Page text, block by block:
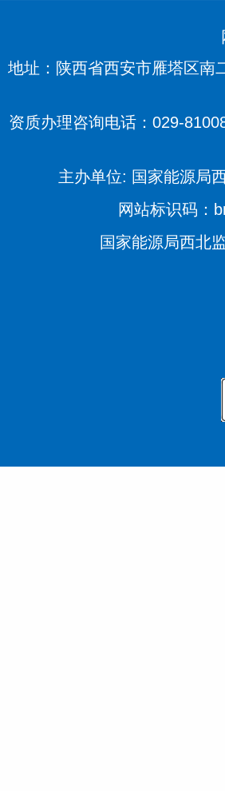
地址：陕西省西安市雁塔区南
资质办理咨询电话：029-
主办单位: 国家能源局
网站标识码：
国家能源局西北